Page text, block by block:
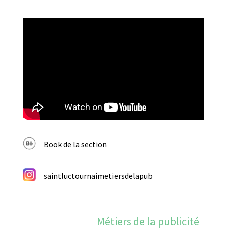
Book de la section
saintluctournaimetiersdelapub
Métiers de la publicité